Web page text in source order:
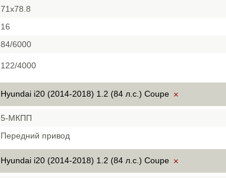
71х78.8
16
84/6000
122/4000
Hyundai i20 (2014-2018) 1.2 (84 л.с.) Coupe ×
5-МКПП
Передний привод
Hyundai i20 (2014-2018) 1.2 (84 л.с.) Coupe ×